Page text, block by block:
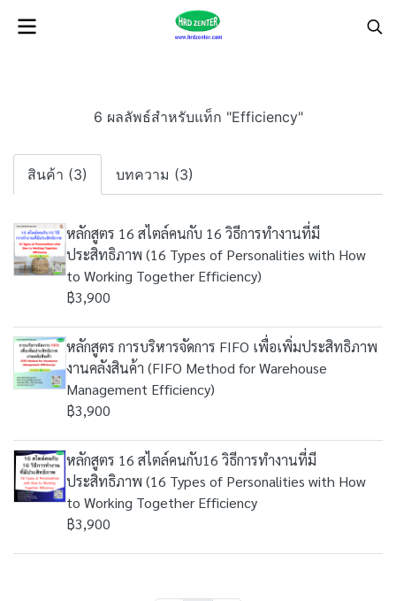
6 ผลลัพธ์สำหรับแท็ก "Efficiency"
สินค้า (3) บทความ (3)
หลักสูตร 16 สไตล์คนกับ 16 วิธีการทำงานที่มี
ประสิทธิภาพ (16 Types of Personalities with How
to Working Together Efficiency)
฿3,900
หลักสูตร การบริหารจัดการ FIFO เพื่อเพิ่มประสิทธิภาพ
งานคลังสินค้า (FIFO Method for Warehouse
Management Efficiency)
฿3,900
หลักสูตร 16 สไตล์คนกับ16 วิธีการทำงานที่มี
ประสิทธิภาพ (16 Types of Personalities with How
to Working Together Efficiency
฿3,900